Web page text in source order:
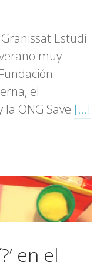
Estudi
muy
el
ONG Save […]
en el